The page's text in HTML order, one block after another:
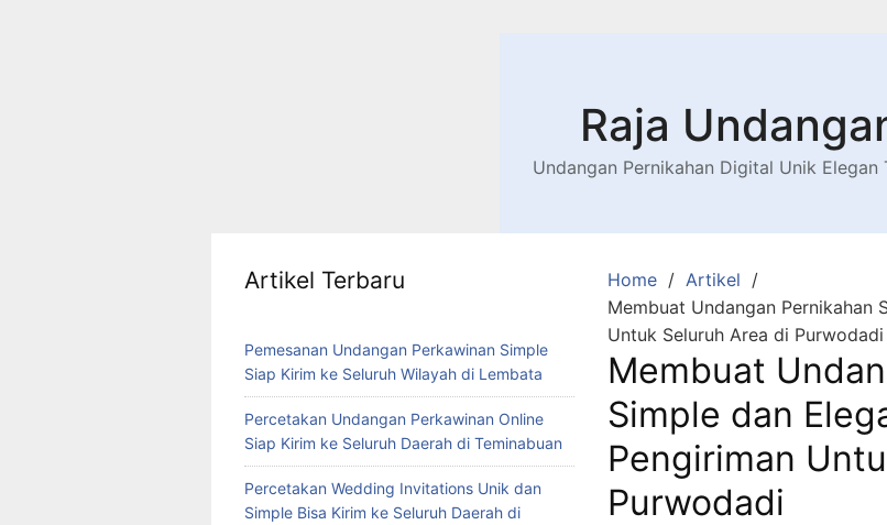
Raja
Undangan Pernikahan Digital Unik Elegan
Home
Artikel
Membuat Undangan Pernikahan
Untuk Seluruh Area di Purwodadi
Membuat
Simple dan
Pengiriman
Purwodadi
Artikel Terbaru
Pemesanan Undangan Perkawinan Simple
Siap Kirim ke Seluruh Wilayah di Lembata
Percetakan Undangan Perkawinan Online
Siap Kirim ke Seluruh Daerah di Teminabuan
Percetakan Wedding Invitations Unik dan
Simple Bisa Kirim ke Seluruh Daerah di